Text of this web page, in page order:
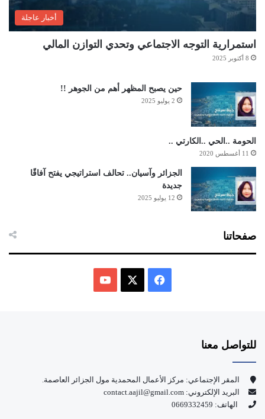
أخبار عاجلة
استمرارية التوجه الاجتماعي وتحدي التوازن المالي
8 أكتوبر 2025
حين يصبح المظهر أهم من الجوهر !!
2 يوليو 2025
الحومة ..الحي ..الكارتي ..
11 أغسطس 2020
الجزائر وآسيان.. تحالف استراتيجي يفتح آفاقًا
جديدة
12 يوليو 2025
صفحاتنا
و
ك
للتواصل معنا
المقر الإجتماعي: مركز الأعمال المحمدية مول الجزائر العاصمة.
البريد الإلكتروني: contact.aajil@gmail.com
الهاتف: 0669332459